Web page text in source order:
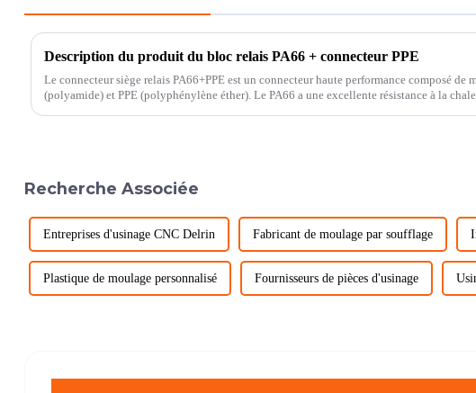
Description du produit du bloc relais PA66 + connecteur PPE
Le connecteur siège relais PA66+PPE est un connecteur haute performance composé de
(polyamide) et PPE (polyphénylène éther). Le PA66 a une excellente résistance à la chaleur, une résistance
Recherche Associée
Entreprises d'usinage CNC Delrin Fabricant de moulage par soufflage
Plastique de moulage personnalisé Fournisseurs de pièces d'usinage